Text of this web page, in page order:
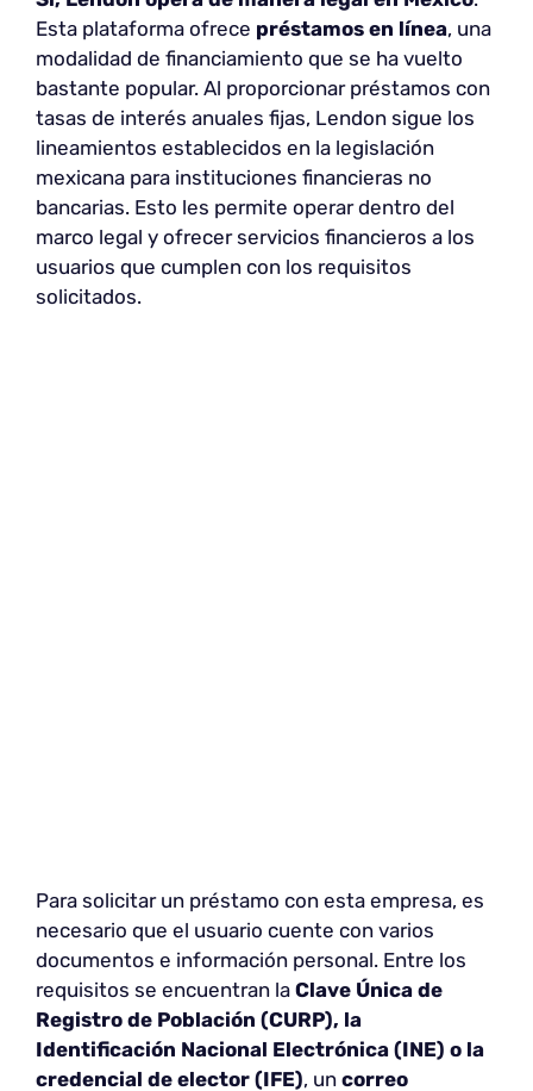
Esta plataforma ofrece préstamos en línea, una
modalidad de financiamiento que se ha vuelto
bastante popular. Al proporcionar préstamos con
tasas de interés anuales fijas, Lendon sigue los
lineamientos establecidos en la legislación
mexicana para instituciones financieras no
bancarias. Esto les permite operar dentro del
marco legal y ofrecer servicios financieros a los
usuarios que cumplen con los requisitos
solicitados.
Para solicitar un préstamo con esta empresa, es
necesario que el usuario cuente con varios
documentos e información personal. Entre los
requisitos se encuentran la Clave Única de
Registro de Población (CURP), la
Identificación Nacional Electrónica (INE) o la
credencial de elector (IFE), un correo